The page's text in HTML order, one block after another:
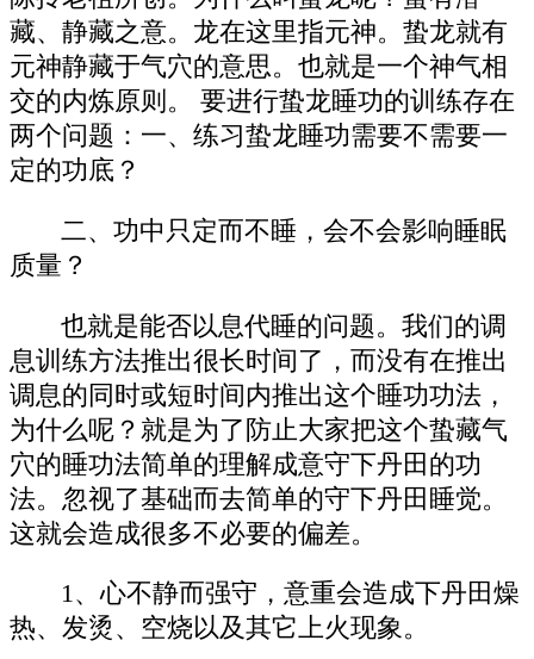
藏、静藏之意。龙在这里指元神。蛰龙就有
元神静藏于气穴的意思。也就是一个神气相
交的内炼原则。 要进行蛰龙睡功的训练存在
两个问题：一、练习蛰龙睡功需要不需要一
定的功底？
二、功中只定而不睡，会不会影响睡眠
质量？
也就是能否以息代睡的问题。我们的调
息训练方法推出很长时间了，而没有在推出
调息的同时或短时间内推出这个睡功功法，
为什么呢？就是为了防止大家把这个蛰藏气
穴的睡功法简单的理解成意守下丹田的功
法。忽视了基础而去简单的守下丹田睡觉。
这就会造成很多不必要的偏差。
1、心不静而强守，意重会造成下丹田燥
热、发烫、空烧以及其它上火现象。